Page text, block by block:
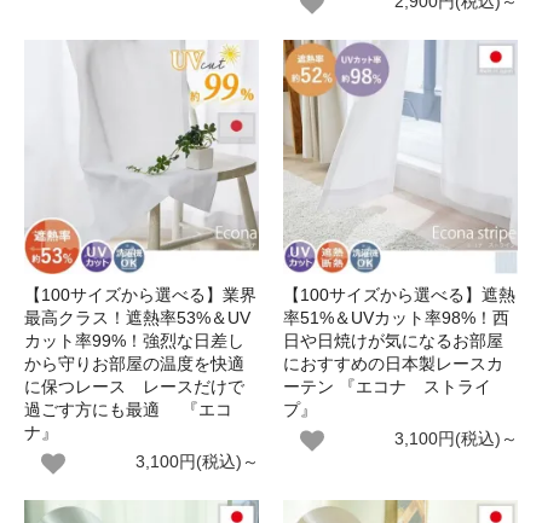
【100サイズから選べる】業界
最高クラス！遮熱率53%＆UV
カット率99%！強烈な日差し
から守りお部屋の温度を快適
に保つレース レースだけで
過ごす方にも最適 『エコ
ナ』
3,100円(税込)～
【100サイズから選べる】遮熱
率51%＆UVカット率98%！西
日や日焼けが気になるお部屋
におすすめの日本製レースカ
ーテン 『エコナ ストライ
プ』
3,100円(税込)～